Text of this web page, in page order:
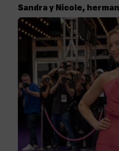
Sandra y Nicole,